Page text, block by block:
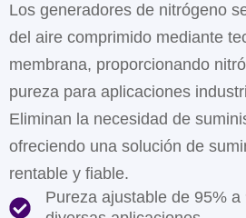
Los generadores de nitrógeno
del aire comprimido mediante
membrana, proporcionando
pureza para aplicaciones
Eliminan la necesidad de
ofreciendo una solución de
rentable y fiable.
Pureza ajustable de 95%